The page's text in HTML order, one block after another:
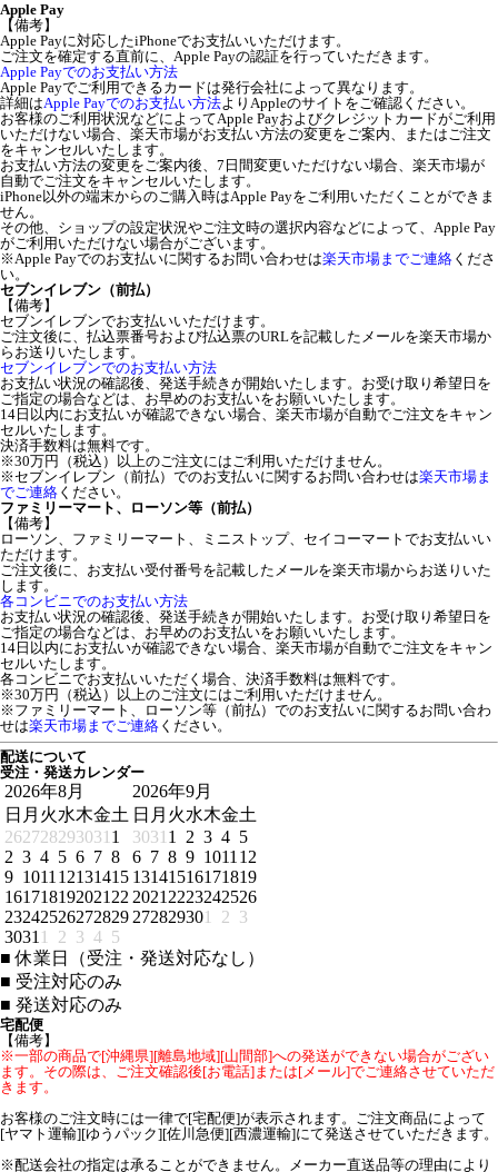
Apple Pay
【備考】
Apple Payに対応したiPhoneでお支払いいただけます。
ご注文を確定する直前に、Apple Payの認証を行っていただきます。
Apple Payでのお支払い方法
Apple Payでご利用できるカードは発行会社によって異なります。
詳細はApple Payでのお支払い方法よりAppleのサイトをご確認ください。
お客様のご利用状況などによってApple Payおよびクレジットカードがご利用
いただけない場合、楽天市場がお支払い方法の変更をご案内、またはご注文
をキャンセルいたします。
お支払い方法の変更をご案内後、7日間変更いただけない場合、楽天市場が
自動でご注文をキャンセルいたします。
iPhone以外の端末からのご購入時はApple Payをご利用いただくことができま
せん。
その他、ショップの設定状況やご注文時の選択内容などによって、Apple Pay
がご利用いただけない場合がございます。
※Apple Payでのお支払いに関するお問い合わせは楽天市場までご連絡 くださ
い。
セブンイレブン（前払）
【備考】
セブンイレブンでお支払いいただけます。
ご注文後に、払込票番号および払込票のURLを記載したメールを楽天市場か
らお送りいたします。
セブンイレブンでのお支払い方法
お支払い状況の確認後、発送手続きが開始いたします。お受け取り希望日を
ご指定の場合などは、お早めのお支払いをお願いいたします。
14日以内にお支払いが確認できない場合、楽天市場が自動でご注文をキャン
セルいたします。
決済手数料は無料です。
※30万円（税込）以上のご注文にはご利用いただけません。
※セブンイレブン（前払）でのお支払いに関するお問い合わせは楽天市場ま
でご連絡 ください。
ファミリーマート、ローソン等（前払）
【備考】
ローソン、ファミリーマート、ミニストップ、セイコーマートでお支払いい
ただけます。
ご注文後に、お支払い受付番号を記載したメールを楽天市場からお送りいた
します。
各コンビニでのお支払い方法
お支払い状況の確認後、発送手続きが開始いたします。お受け取り希望日を
ご指定の場合などは、お早めのお支払いをお願いいたします。
14日以内にお支払いが確認できない場合、楽天市場が自動でご注文をキャン
セルいたします。
各コンビニでお支払いいただく場合、決済手数料は無料です。
※30万円（税込）以上のご注文にはご利用いただけません。
※ファミリーマート、ローソン等（前払）でのお支払いに関するお問い合わ
せは楽天市場までご連絡 ください。
配送について
受注・発送カレンダー
2026年8月
日 月 火水木金土
262728293031 1
2 3 4 5 6 7 8
9 1011 12131415
161718192021 22
23242526272829
3031 1 2 3 4 5
2026年9月
日 月 火水木金土
3031 1 2 3 4 5
6 7 8 9 1011 12
13141516171819
2021 2223242526
272829301 2 3
■ 休業日（受注・発送対応なし）
■ 受注対応のみ
■ 発送対応のみ
宅配便
【備考】
※一部の商品で[沖縄県][離島地域][山間部]への発送ができない場合がござい
ます。その際は、ご注文確認後[お電話]または[メール]でご連絡させていただ
きます。
お客様のご注文時には一律で[宅配便]が表示されます。ご注文商品によって
[ヤマト運輸][ゆうパック][佐川急便][西濃運輸]にて発送させていただきます。
※配送会社の指定は承ることができません。メーカー直送品等の理由により